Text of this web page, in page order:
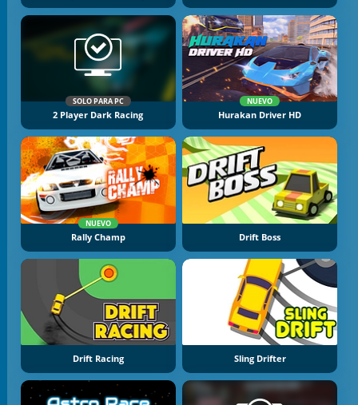
SOLO PARA PC
2 Player Dark Racing
NUEVO
Hurakan Driver HD
NUEVO
Rally Champ Drift Boss
Drift Racing Sling Drifter